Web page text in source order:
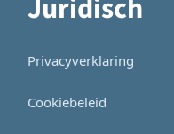
Juridisch
Privacyverklaring
Cookiebeleid